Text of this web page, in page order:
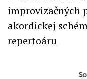
improvizačných
akordickej
repertoáru